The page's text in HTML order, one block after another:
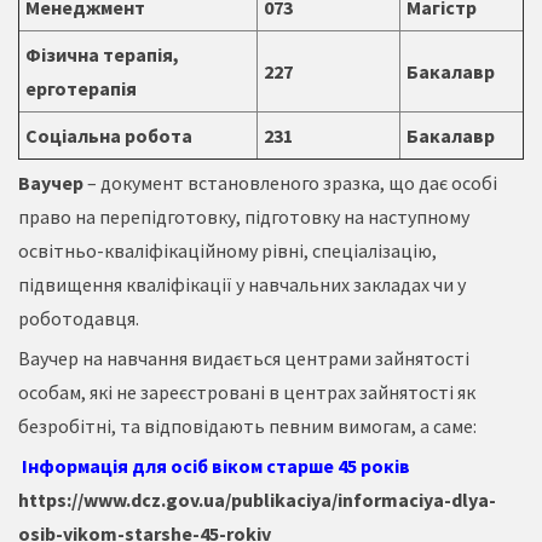
Менеджмент 073
Магістр
Фізична терапія,
ерготерапія
227 Бакалавр
Соціальна робота 231
Бакалавр
Ваучер– документ встановленого зразка, що дає особі
право на перепідготовку, підготовку на наступному
освітньо-кваліфікаційному рівні, спеціалізацію,
підвищення кваліфікації у навчальних закладах чи у
роботодавця.
Ваучер на навчання видається центрами зайнятості
особам, які не зареєстровані в центрах зайнятості як
безробітні, та відповідають певним вимогам, а саме:
Інформація для осіб віком старше 45 років
https://www.dcz.gov.ua/publikaciya/informaciya-dlya-
osib-vikom-starshe-45-rokiv